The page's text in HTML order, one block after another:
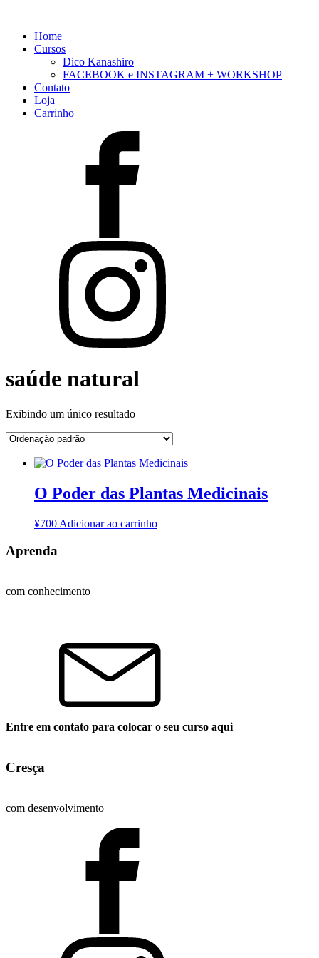
Home
Cursos
Dico Kanashiro
FACEBOOK e INSTAGRAM + WORKSHOP
Contato
Loja
Carrinho
saúde natural
Exibindo um único resultado
O Poder das Plantas Medicinais
¥700 Adicionar ao carrinho
Aprenda
com conhecimento
Entre em contato para colocar o seu curso aqui
Cresça
com desenvolvimento